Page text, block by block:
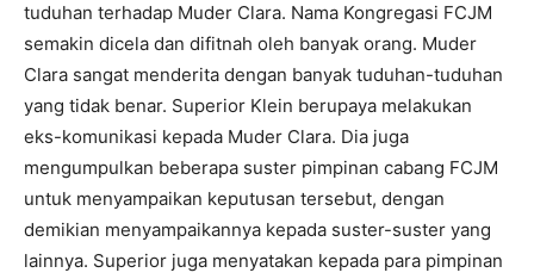
tuduhan terhadap Muder Clara. Nama Kongregasi FCJM
semakin dicela dan difitnah oleh banyak orang. Muder
Clara sangat menderita dengan banyak tuduhan-tuduhan
yang tidak benar. Superior Klein berupaya melakukan
eks-komunikasi kepada Muder Clara. Dia juga
mengumpulkan beberapa suster pimpinan cabang FCJM
untuk menyampaikan keputusan tersebut, dengan
demikian menyampaikannya kepada suster-suster yang
lainnya. Superior juga menyatakan kepada para pimpinan